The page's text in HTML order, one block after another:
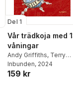
Del 1
Vår trädkoja med
våningar
Andy Griffiths, Terry
Denton
Inbunden, 2024
159 kr